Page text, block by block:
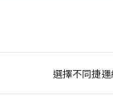
選擇不同捷